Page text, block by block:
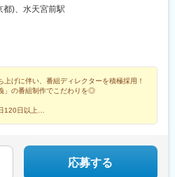
※受動喫煙対策：あり
都)、水天宮前駅
上げに伴い、番組ディレクターを積極採用！
」の番組制作でこだわりを◎
120日以上
応募する